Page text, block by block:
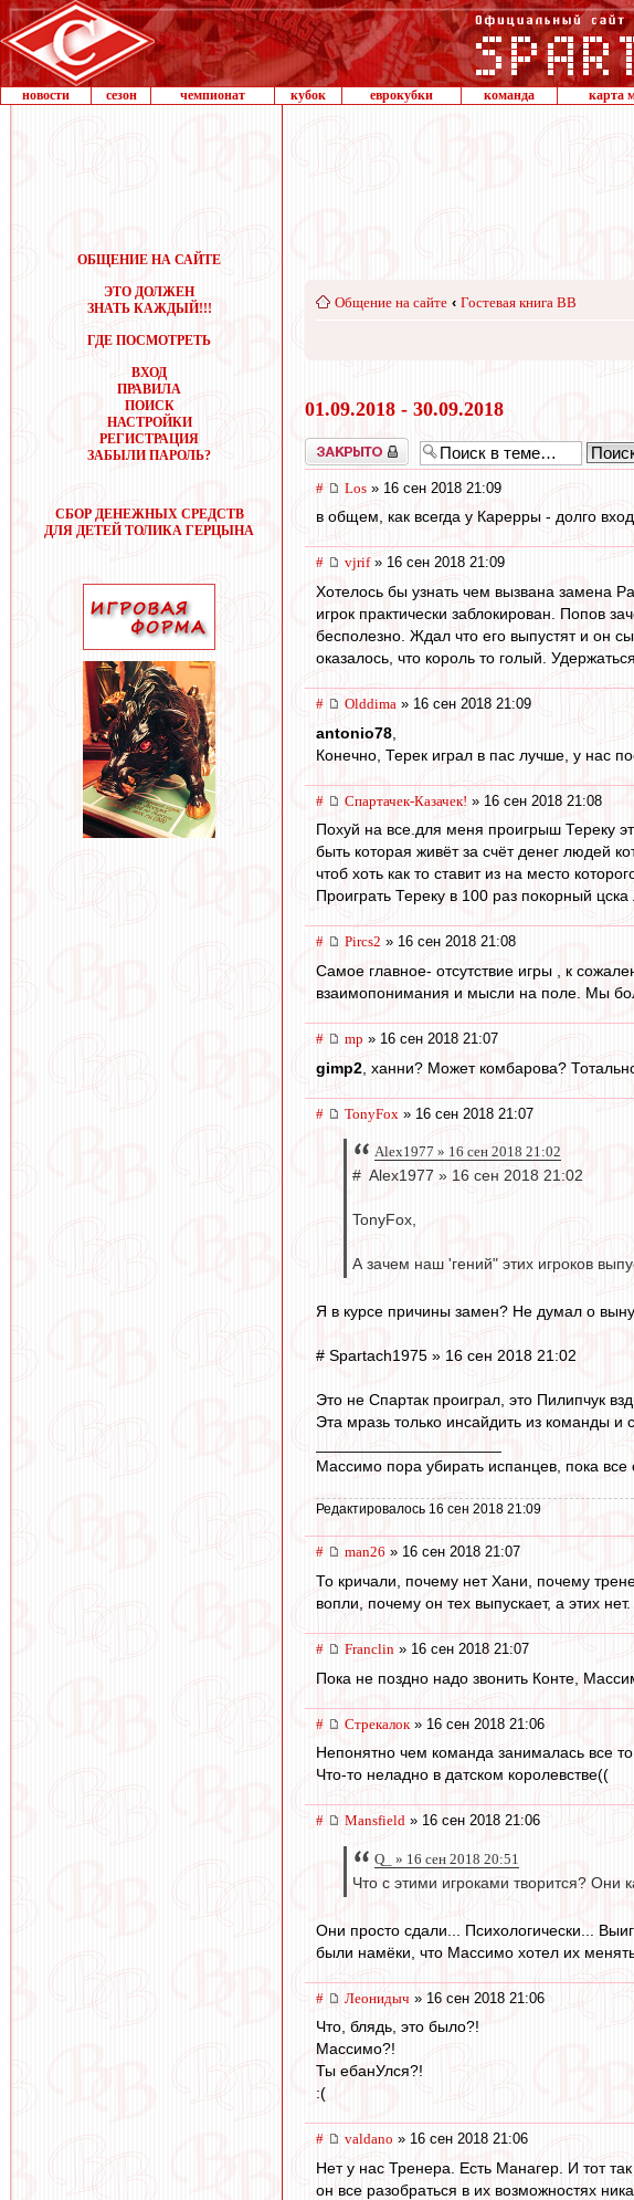
новости сезон чемпионат кубок еврокубки команда карта
ОБЩЕНИЕ НА САЙТЕ
ЭТО ДОЛЖЕН
ЗНАТЬ КАЖДЫЙ!!!
ГДЕ ПОСМОТРЕТЬ
ВХОД
ПРАВИЛА
ПОИСК
НАСТРОЙКИ
РЕГИСТРАЦИЯ
ЗАБЫЛИ ПАРОЛЬ?
СБОР ДЕНЕЖНЫХ СРЕДСТВ
ДЛЯ ДЕТЕЙ ТОЛИКА ГЕРЦЫНА
Общение на сайте ‹ Гостевая книга ВВ
01.09.2018 - 30.09.2018
Закрыто
# Los » 16 сен 2018 21:09
в общем, как всегда у Карерры - долго
# vjrif» 16 сен 2018 21:09
Хотелось бы узнать чем вызвана замена
игрок практически заблокирован. Попов
бесполезно. Ждал что его выпустят и он
оказалось, что король то голый.
# Olddima » 16 сен 2018 21:09
antonio78
Конечно, Терек играл в пас лучше, у нас
# Спартачек-Казачек! » 16 сен 2018 21:08
Похуй на все.для меня проигрыш Тереку
быть которая живёт за счёт денег людей
чтоб хоть как то ставит из на место
Проиграть Тереку в 100 раз покорный
# Pircs2 » 16 сен 2018 21:08
Самое главное- отсутствие игры , к
взаимопонимания и мысли на поле. Мы
# mp » 16 сен 2018 21:07
gimp2 , ханни? Может комбарова?
# TonyFox » 16 сен 2018 21:07
Alex1977 » 16 сен 2018 21:02
# Alex1977 » 16 сен 2018 21:02
TonyFox,
А зачем наш 'гений" этих игроков
Я в курсе причины замен? Не думал о
# Spartach1975 » 16 сен 2018 21:02
Это не Спартак проиграл, это Пилипчук
Эта мразь только инсайдить из команды
Массимо пора убирать испанцев, пока
Редактировалось 16 сен 2018 21:09
# man26 » 16 сен 2018 21:07
То кричали, почему нет Хани, почему
вопли, почему он тех выпускает, а этих
# Franclin » 16 сен 2018 21:07
Пока не поздно надо звонить Конте,
# Стрекалок » 16 сен 2018 21:06
Непонятно чем команда занималась все
Что-то неладно в датском королевстве((
# Mansfield » 16 сен 2018 21:06
Q_ » 16 сен 2018 20:51
Что с этими игроками творится? Они
Они просто сдали... Психологически...
были намёки, что Массимо хотел их
# Леонидыч » 16 сен 2018 21:06
Что, блядь, это было?!
Массимо?!
Ты ебанУлся?!
:(
# valdano » 16 сен 2018 21:06
Нет у нас Тренера. Есть Манагер. И тот
он все разобраться в их возможностях